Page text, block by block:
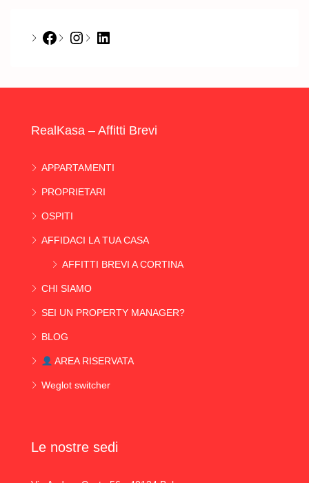
Facebook
Instagram
LinkedIn
RealKasa – Affitti Brevi
APPARTAMENTI
PROPRIETARI
OSPITI
AFFIDACI LA TUA CASA
AFFITTI BREVI A CORTINA
CHI SIAMO
SEI UN PROPERTY MANAGER?
BLOG
AREA RISERVATA
Weglot switcher
Le nostre sedi